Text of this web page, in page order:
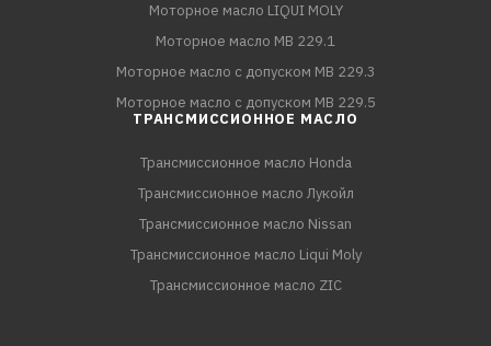
Моторное масло LIQUI MOLY
Моторное масло MB 229.1
Моторное масло с допуском MB 229.3
Моторное масло с допуском MB 229.5
ТРАНСМИССИОННОЕ МАСЛО
Трансмиссионное масло Honda
Трансмиссионное масло Лукойл
Трансмиссионное масло Nissan
Трансмиссионное масло Liqui Moly
Трансмиссионное масло ZIC